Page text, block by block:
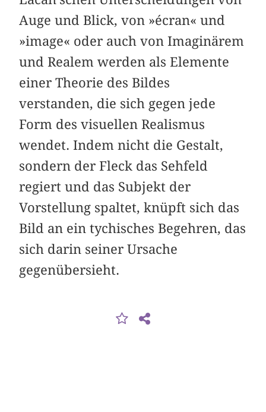
Auge und Blick, von »écran« und
»image« oder auch von Imaginärem
und Realem werden als Elemente
einer Theorie des Bildes
verstanden, die sich gegen jede
Form des visuellen Realismus
wendet. Indem nicht die Gestalt,
sondern der Fleck das Sehfeld
regiert und das Subjekt der
Vorstellung spaltet, knüpft sich das
Bild an ein tychisches Begehren, das
sich darin seiner Ursache
gegenübersieht.